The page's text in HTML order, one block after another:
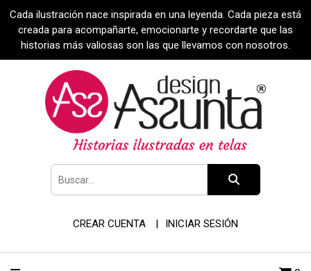
Cada ilustración nace inspirada en una leyenda. Cada pieza está
creada para acompañarte, emocionarte y recordarte que las
historias más valiosas son las que llevamos con nosotros.
CREAR CUENTA INICIAR SESIÓN